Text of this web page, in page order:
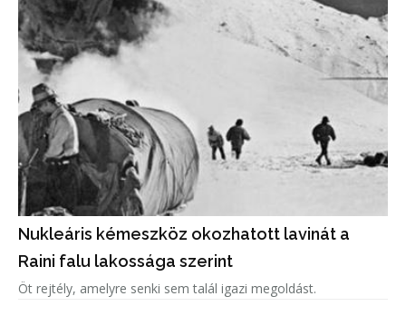
Nukleáris kémeszköz okozhatott lavinát a
Raini falu lakossága szerint
Öt rejtély, amelyre senki sem talál igazi megoldást.